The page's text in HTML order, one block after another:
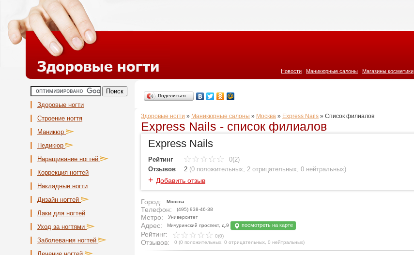
Новости Маникюрные салоны Магазины косметики
Здоровые ногти
Строение ногтя
Маникюр
Педикюр
Наращивание ногтей
Коррекция ногтей
Накладные ногти
Дизайн ногтей
Лаки для ногтей
Уход за ногтями
Заболевания ногтей
Поделиться…
Здоровые ногти » Маникюрные салоны » Москва » Ехpress Nails » Cписок филиалов
Ехpress Nails - список филиалов
Ехpress Nails
Рейтинг
0(2)
Отзывов
2 (0 положительных, 2 отрицательных, 0 нейтральных)
+ Добавить отзыв
Город: Москва
Телефон: (495) 938-46-38
Метро: Университет
Адрес: Мичуринский проспект, д.9 посмотреть на карте
Рейтинг: 0(0)
Отзывов: 0 (0 положительных 0 отрицательных 0 нейтральных)